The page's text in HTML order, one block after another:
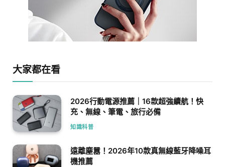
大家都在看
2026行動電源推薦｜16款超強續航！快
充、無線、筆電、旅行必備
知識科普
遠離塵囂！2026年10款真無線藍牙降噪耳
機推薦